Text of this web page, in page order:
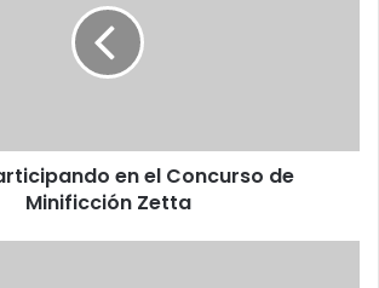
en el Concurso de
Minificción Zetta